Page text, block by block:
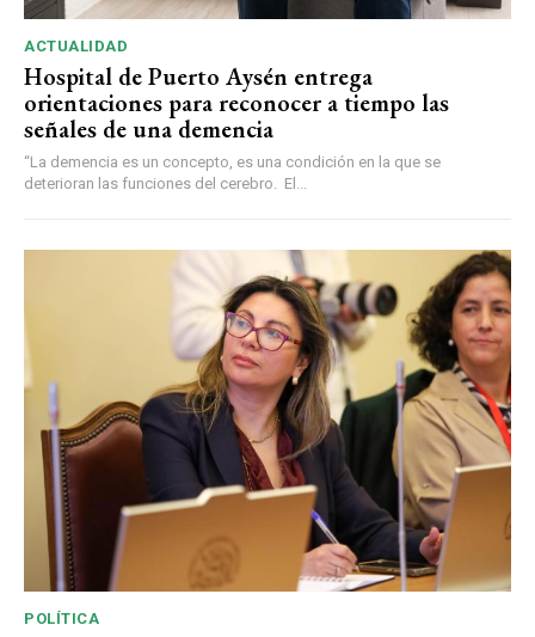
ACTUALIDAD
Hospital de Puerto Aysén entrega
orientaciones para reconocer a tiempo las
señales de una demencia
“La demencia es un concepto, es una condición en la que se
deterioran las funciones del cerebro. El...
POLÍTICA